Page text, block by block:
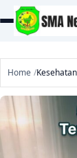
Home Kesehatan